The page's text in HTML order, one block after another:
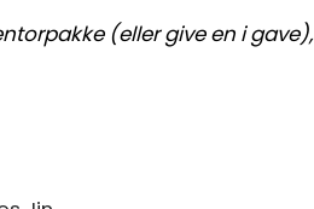
(eller give en i gave),